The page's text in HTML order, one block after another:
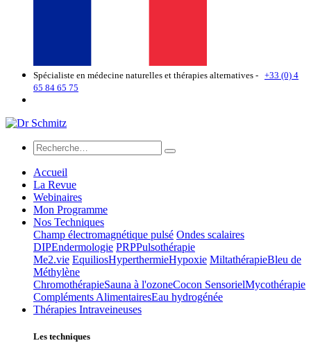
Spécialiste en médecine naturelles et thérapies alternatives - +33 (0) 4
65 84 65 75
Accueil
La Revue
Webinaires
Mon Programme
Nos Techniques
Champ électromagnétique pulsé Ondes scalaires
DIPEndermologie PRPPulsothérapie
Me2.vie EquiliosHyperthermieHypoxie MiltathérapieBleu de
Méthylène
ChromothérapieSauna à l'ozoneCocon SensorielMycothérapie
Compléments AlimentairesEau hydrogénée
Thérapies Intraveineuses
Les techniques